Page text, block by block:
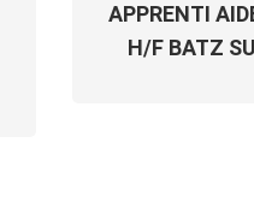
APPRENTI
H/F BATZ